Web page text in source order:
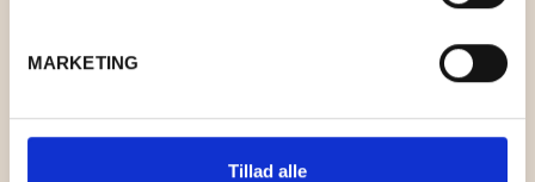
MARKETING
Tillad alle